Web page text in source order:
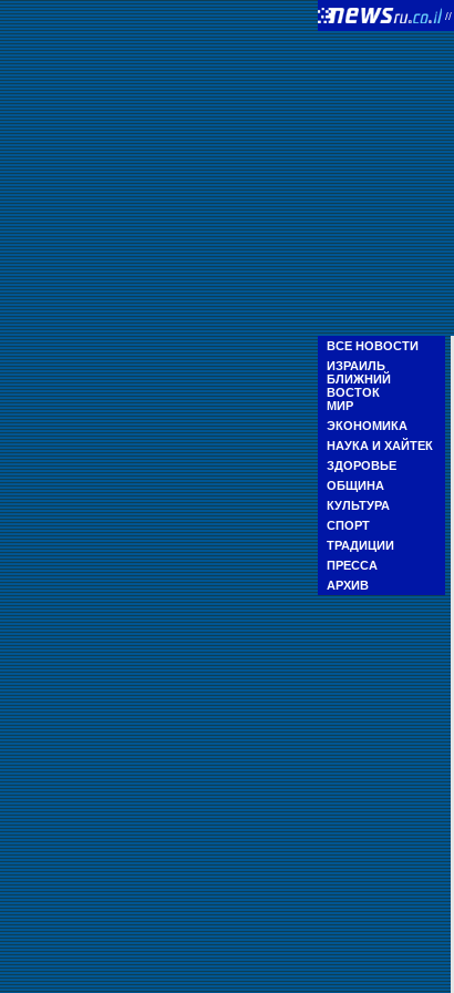
//
ВСЕ НОВОСТИ
ИЗРАИЛЬ
БЛИЖНИЙ
ВОСТОК
МИР
ЭКОНОМИКА
НАУКА И ХАЙТЕК
ЗДОРОВЬЕ
ОБЩИНА
КУЛЬТУРА
СПОРТ
ТРАДИЦИИ
ПРЕССА
АРХИВ